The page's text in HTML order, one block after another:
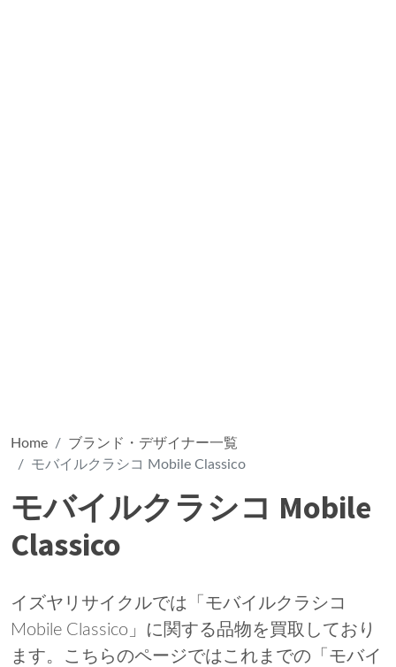
Home
ブランド・デザイナー一覧
モバイルクラシコ Mobile Classico
モバイルクラシコ Mobile
Classico
イズヤリサイクルでは「モバイルクラシコ
Mobile Classico」に関する品物を買取しており
ます。こちらのページではこれまでの「モバイ